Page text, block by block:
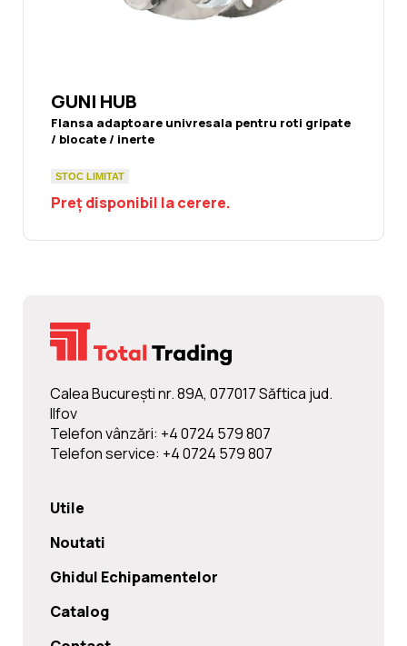
GUNI HUB
Flansa adaptoare univresala pentru roti gripate
/ blocate / inerte
STOC LIMITAT
Preț disponibil la cerere.
Calea Bucureşti nr. 89A, 077017 Săftica jud.
Ilfov
Telefon vânzări: +4 0724 579 807
Telefon service: +4 0724 579 807
Utile
Noutati
Ghidul Echipamentelor
Catalog